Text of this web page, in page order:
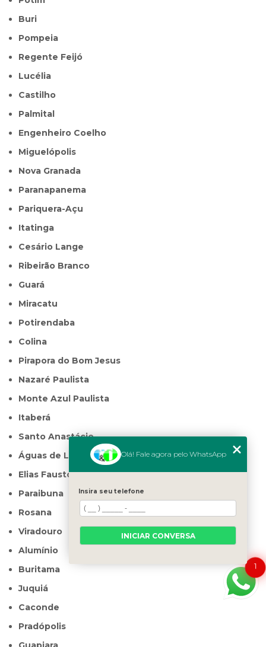
Buri
Pompeia
Regente Feijó
Lucélia
Castilho
Palmital
Engenheiro Coelho
Miguelópolis
Nova Granada
Paranapanema
Pariquera-Açu
Itatinga
Cesário Lange
Ribeirão Branco
Guará
Miracatu
Potirendaba
Colina
Pirapora do Bom Jesus
Nazaré Paulista
Monte Azul Paulista
Itaberá
Santo Anastácio
Águas de Lindóia
Elias Fausto
Paraibuna
Rosana
Viradouro
Alumínio
Buritama
Juquiá
Caconde
Pradópolis
1
Olá! Fale agora pelo WhatsApp
Insira seu telefone
INICIAR CONVERSA